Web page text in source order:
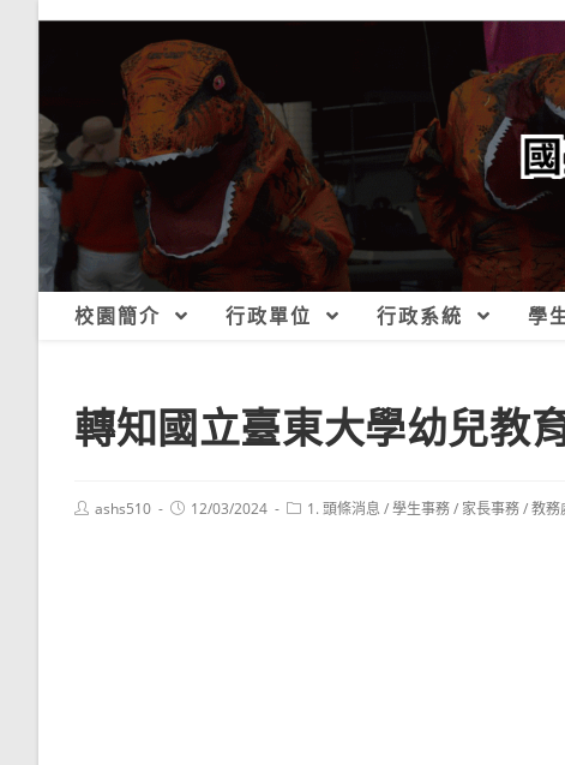
校園簡介 行政單位 行政系統 學
轉知國立臺東大學幼兒教
Postashs510
Post12/03/2024
Post1. 頭條消息 /學生事務/ 家長事務/教務